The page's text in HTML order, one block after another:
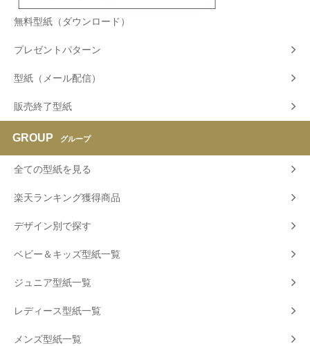
無料型紙（ダウンロード）
プレゼントパターン
型紙（メール配信）
販売終了型紙
GROUP グループ
全ての型紙を見る
楽天ランキング獲得商品
デザイン別で探す
ベビー＆キッズ型紙一覧
ジュニア型紙一覧
レディース型紙一覧
メンズ型紙一覧